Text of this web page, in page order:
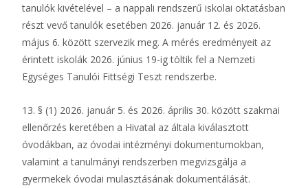
tanulók kivételével – a nappali rendszerű iskolai oktatásban
részt vevő tanulók esetében 2026. január 12. és 2026.
május 6. között szervezik meg. A mérés eredményeit az
érintett iskolák 2026. június 19-ig töltik fel a Nemzeti
Egységes Tanulói Fittségi Teszt rendszerbe.
13. § (1) 2026. január 5. és 2026. április 30. között szakmai
ellenőrzés keretében a Hivatal az általa kiválasztott
óvodákban, az óvodai intézményi dokumentumokban,
valamint a tanulmányi rendszerben megvizsgálja a
gyermekek óvodai mulasztásának dokumentálását.